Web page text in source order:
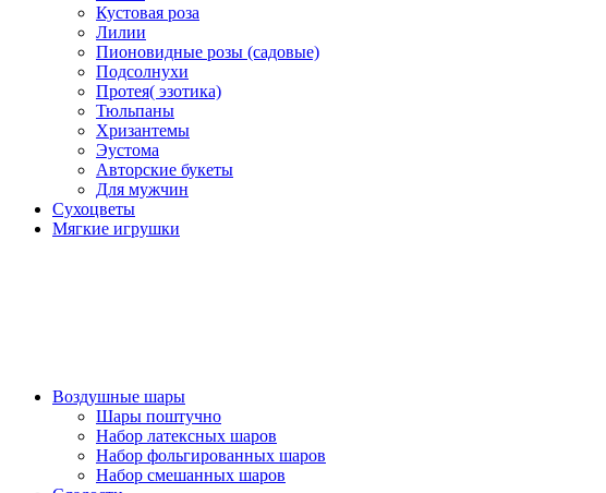
Кустовая роза
Лилии
Пионовидные розы (садовые)
Подсолнухи
Протея( эзотика)
Тюльпаны
Хризантемы
Эустома
Авторские букеты
Для мужчин
Сухоцветы
Мягкие игрушки
Воздушные шары
Шары поштучно
Набор латексных шаров
Набор фольгированных шаров
Набор смешанных шаров